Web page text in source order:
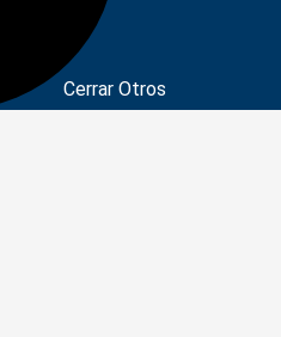
Cerrar Otros